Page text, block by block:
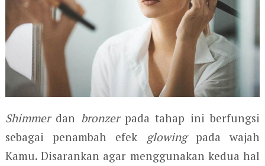
Shimmerdan bronzerpada tahap ini berfungsi
sebagai penambah efek glowingpada wajah
Kamu. Disarankan agar menggunakan kedua hal